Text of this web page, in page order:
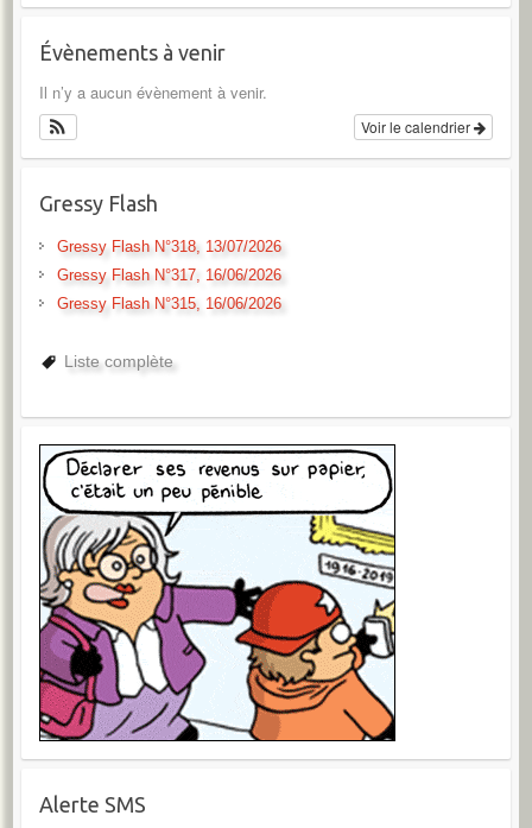
Évènements à venir
Il n’y a aucun évènement à venir.
Voir le calendrier
Gressy Flash
Gressy Flash N°318, 13/07/2026
Gressy Flash N°317, 16/06/2026
Gressy Flash N°315, 16/06/2026
Liste complète
Alerte SMS